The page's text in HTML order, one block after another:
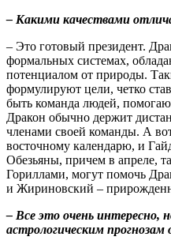
– Какими качествами
– Это готовый президент.
формальных системах,
потенциалом от природы.
формулируют цели, четко
быть команда людей,
Дракон обычно держит
членами своей команды. А
восточному календарю, и
Обезьяны, причем в апреле,
Гориллами, могут помочь
и Жириновский –
– Все это очень интересно,
астрологическим